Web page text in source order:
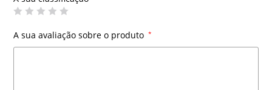
A sua avaliação sobre o produto *